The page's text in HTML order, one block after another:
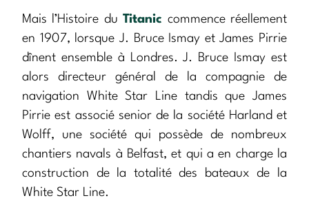
Mais l’Histoire duTitanic commence réellement
en 1907, lorsque J. Bruce Ismay et James Pirrie
dînent ensemble à Londres. J. Bruce Ismay est
alors directeur général de la compagnie de
navigation White Star Line tandis que James
Pirrie est associé senior de la société Harland et
Wolff, une société qui possède de nombreux
chantiers navals à Belfast, et qui a en charge la
construction de la totalité des bateaux de la
White Star Line.